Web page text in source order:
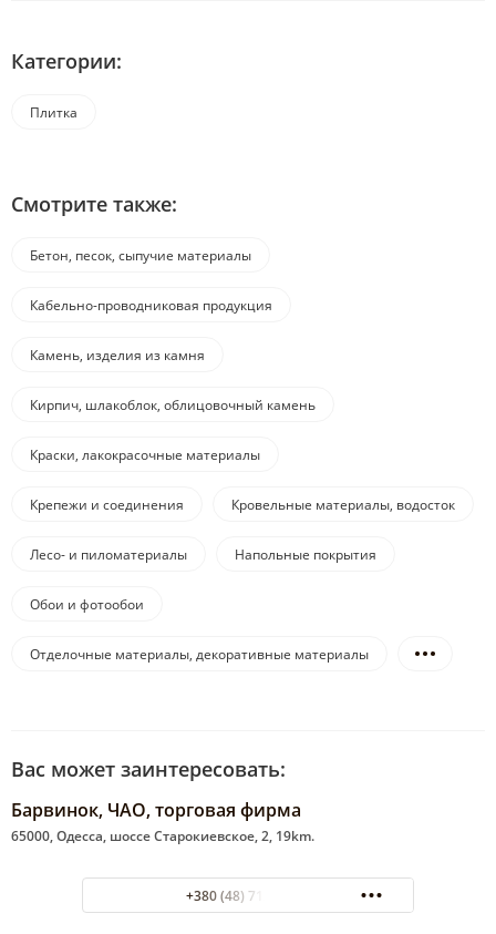
Категории:
Плитка
Смотрите также:
Бетон, песок, сыпучие материалы
Кабельно-проводниковая продукция
Камень, изделия из камня
Кирпич, шлакоблок, облицовочный камень
Краски, лакокрасочные материалы
Крепежи и соединения Кровельные материалы, водосток
Лесо- и пиломатериалы Напольные покрытия
Обои и фотообои
Отделочные материалы, декоративные материалы
Вас может заинтересовать:
Барвинок, ЧАО, торговая фирма
65000, Одесса, шоссе Старокиевское, 2, 19km.
+380 (48) 712-02-07